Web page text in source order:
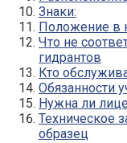
Знаки:
Положение в
Что не
гидрантов
Кто
Обязанности
Нужна ли
Техническое
образец